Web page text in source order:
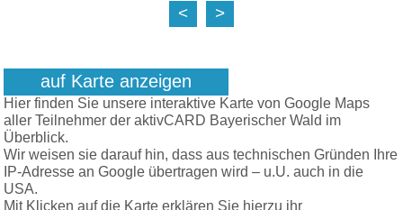
< >
auf Karte anzeigen
Hier finden Sie unsere interaktive Karte von Google Maps
aller Teilnehmer der aktivCARD Bayerischer Wald im
Überblick.
Wir weisen sie darauf hin, dass aus technischen Gründen Ihre
IP-Adresse an Google übertragen wird – u.U. auch in die
USA.
Mit Klicken auf die Karte erklären Sie hierzu ihr